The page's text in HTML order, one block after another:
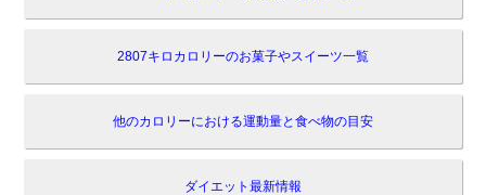
2807キロカロリーのお菓子やスイーツ一覧
他のカロリーにおける運動量と食べ物の目安
ダイエット最新情報